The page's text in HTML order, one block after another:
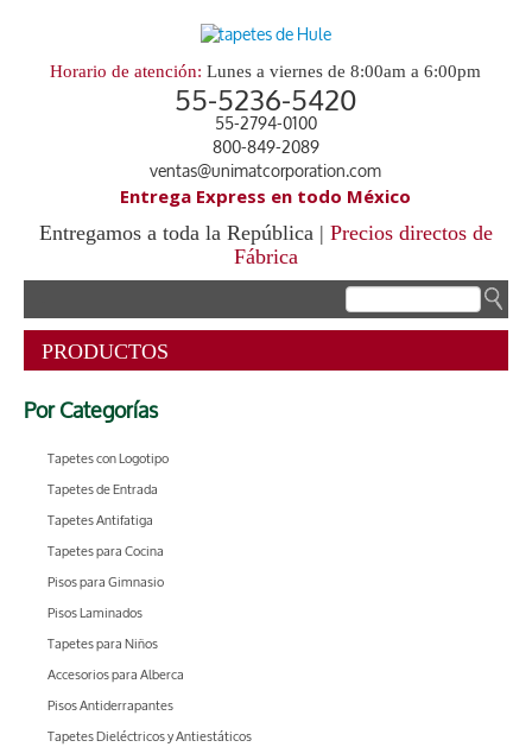
Horario de atención: Lunes a viernes de 8:00am a 6:00pm
55-5236-5420
55-2794-0100
800-849-2089
ventas@unimatcorporation.com
Entrega Express en todo México
Entregamos a toda la República | Precios directos de
Fábrica
PRODUCTOS
Por Categorías
Tapetes con Logotipo
Tapetes de Entrada
Tapetes Antifatiga
Tapetes para Cocina
Pisos para Gimnasio
Pisos Laminados
Tapetes para Niños
Accesorios para Alberca
Pisos Antiderrapantes
Tapetes Dieléctricos y Antiestáticos